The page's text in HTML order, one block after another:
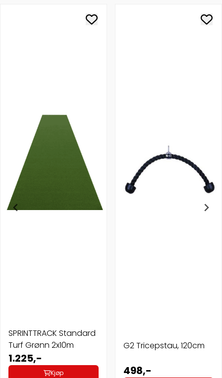
SPRINTTRACK Standard
Turf Grønn 2x10m
1.225,-
Kjøp
G2 Tricepstau, 120cm
498,-